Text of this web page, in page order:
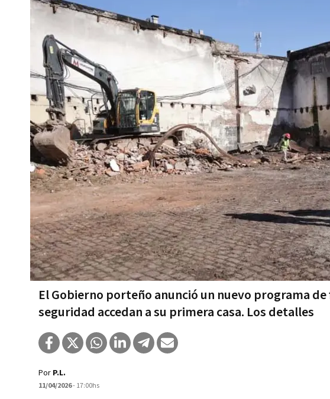
El Gobierno porteño anunció un nuevo programa
seguridad accedan a su primera casa. Los detalles
Por P.L.
11/04/2026- 17:00hs